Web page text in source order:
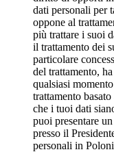
dati personali per
oppone al
più trattare i suoi
il trattamento dei
particolare
del trattamento,
qualsiasi
trattamento
che i tuoi dati
puoi presentare
presso il
personali in